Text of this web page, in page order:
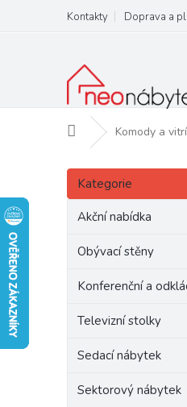
obsah
Kontakty Doprava a
Domů Komody a
P
s
Přeskočit
kategorie
Kategorie
Akční nabídka
Obývací stěny
Konferenční a
Televizní stolky
Sedací nábytek
Sektorový nábytek